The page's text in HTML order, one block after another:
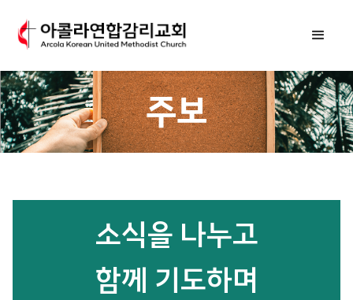
주보
소식을 나누고
함께 기도하며